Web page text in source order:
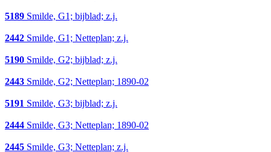
5189 Smilde, G1; bijblad; z.j.
2442 Smilde, G1; Netteplan; z.j.
5190 Smilde, G2; bijblad; z.j.
2443 Smilde, G2; Netteplan; 1890-02
5191 Smilde, G3; bijblad; z.j.
2444 Smilde, G3; Netteplan; 1890-02
2445 Smilde, G3; Netteplan; z.j.